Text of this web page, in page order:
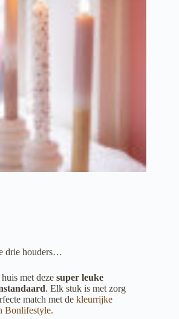
drie houders…
met deze super leuke
. Elk stuk is met zorg
match met de kleurrijke
Bonlifestyle.